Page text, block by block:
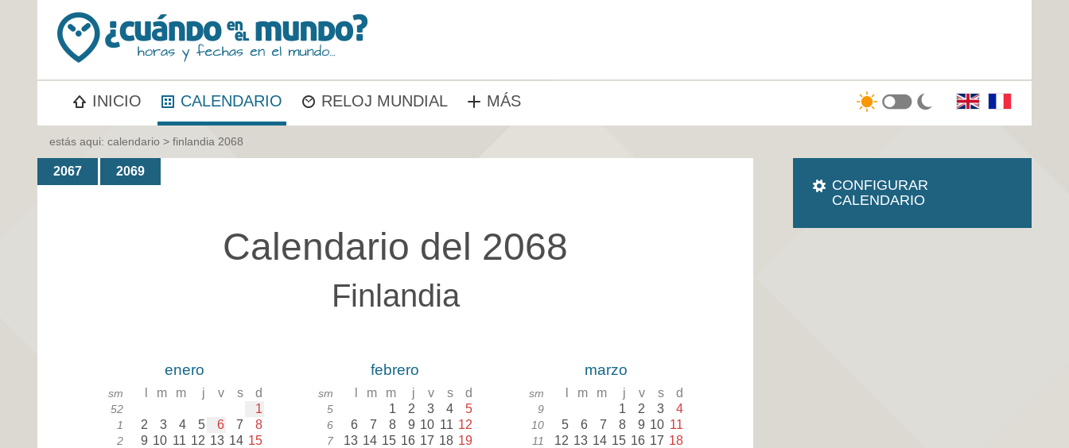
INICIO CALENDARIO RELOJ MUNDIAL MÁS
estás aqui: calendario > finlandia 2068
2067 2069
Calendario del 2068
Finlandia
enero
sm m m j v s d
52 1
1 2 3 4 5 6 7 8
2 9 10 11 12 13 14 15
febrero
sm m m j v s d
5 1 2 3 4 5
6 6 7 8 9 10 11 12
7 13 14 15 16 17 18 19
marzo
sm m m j v s d
9 1 2 3 4
10 5 6 7 8 9 10 11
11 12 13 14 15 16 17 18
CONFIGURAR
CALENDARIO